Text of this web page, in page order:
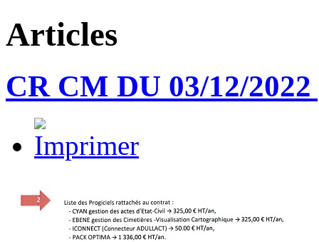
Articles
CR CM DU 03/12/2022